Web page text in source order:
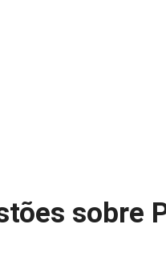
sobre